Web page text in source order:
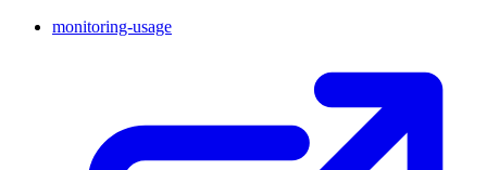
monitoring-usage